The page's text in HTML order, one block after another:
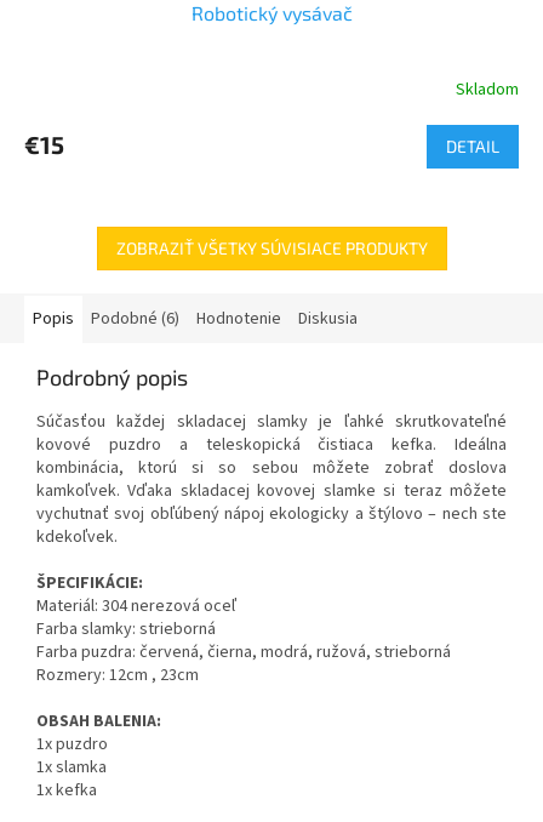
Robotický vysávač
Skladom
€15 DETAIL
ZOBRAZIŤ VŠETKY SÚVISIACE PRODUKTY
Popis Podobné (6) Hodnotenie Diskusia
Podrobný popis
Súčasťou každej skladacej slamky je ľahké skrutkovateľné
kovové puzdro a teleskopická čistiaca kefka. Ideálna
kombinácia, ktorú si so sebou môžete zobrať doslova
kamkoľvek. Vďaka skladacej kovovej slamke si teraz môžete
vychutnať svoj obľúbený nápoj ekologicky a štýlovo – nech ste
kdekoľvek.
ŠPECIFIKÁCIE:
Materiál: 304 nerezová oceľ
Farba slamky: strieborná
Farba puzdra: červená, čierna, modrá, ružová, strieborná
Rozmery: 12cm , 23cm
OBSAH BALENIA:
1x puzdro
1x slamka
1x kefka